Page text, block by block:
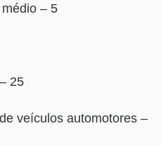
– 5
25
veículos automotores –